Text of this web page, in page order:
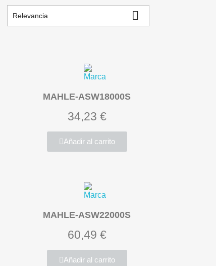
Relevancia 
MAHLE-ASW18000S
34,23 €
Añadir al carrito
MAHLE-ASW22000S
60,49 €
Añadir al carrito